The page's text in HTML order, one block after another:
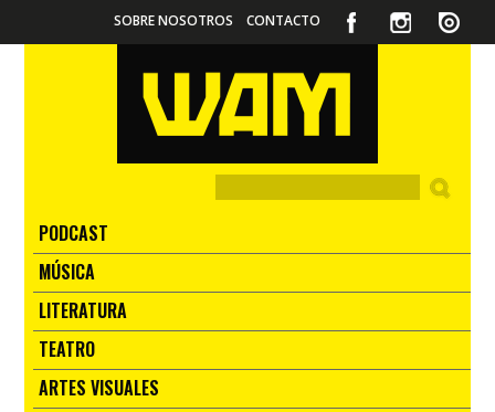
SOBRE NOSOTROS CONTACTO
PODCAST
MÚSICA
LITERATURA
TEATRO
ARTES VISUALES